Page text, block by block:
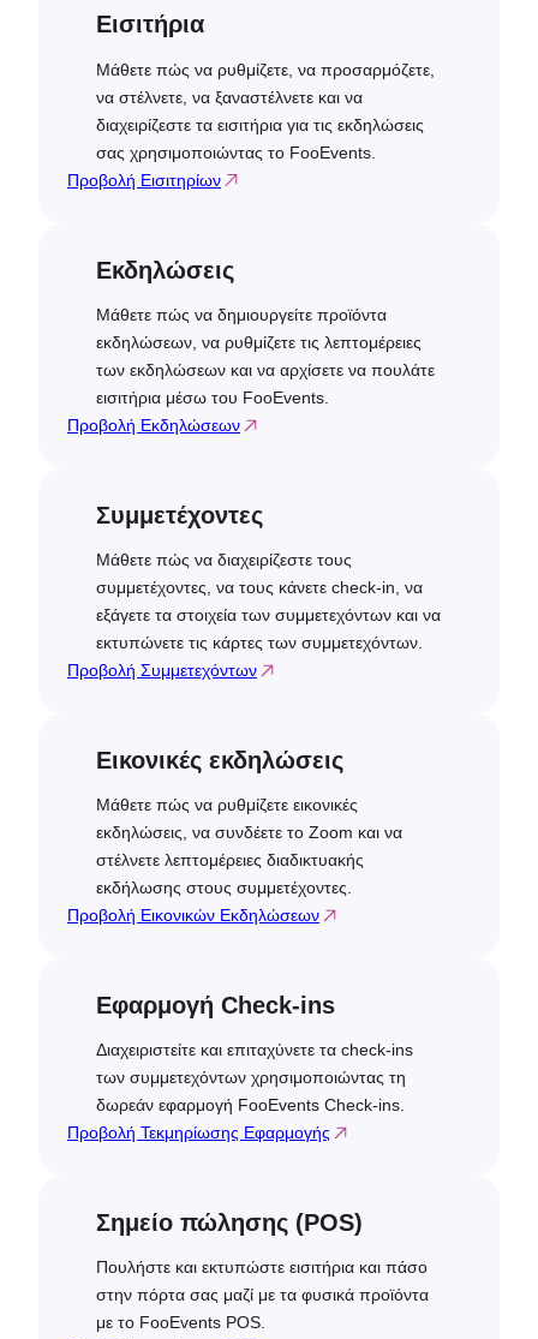
Εισιτήρια
Μάθετε πώς να ρυθμίζετε, να προσαρμόζετε,
να στέλνετε, να ξαναστέλνετε και να
διαχειρίζεστε τα εισιτήρια για τις εκδηλώσεις
σας χρησιμοποιώντας το FooEvents.
Προβολή Εισιτηρίων
Εκδηλώσεις
Μάθετε πώς να δημιουργείτε προϊόντα
εκδηλώσεων, να ρυθμίζετε τις λεπτομέρειες
των εκδηλώσεων και να αρχίσετε να πουλάτε
εισιτήρια μέσω του FooEvents.
Προβολή Εκδηλώσεων
Συμμετέχοντες
Μάθετε πώς να διαχειρίζεστε τους
συμμετέχοντες, να τους κάνετε check-in, να
εξάγετε τα στοιχεία των συμμετεχόντων και να
εκτυπώνετε τις κάρτες των συμμετεχόντων.
Προβολή Συμμετεχόντων
Εικονικές εκδηλώσεις
Μάθετε πώς να ρυθμίζετε εικονικές
εκδηλώσεις, να συνδέετε το Zoom και να
στέλνετε λεπτομέρειες διαδικτυακής
εκδήλωσης στους συμμετέχοντες.
Προβολή Εικονικών Εκδηλώσεων
Εφαρμογή Check-ins
Διαχειριστείτε και επιταχύνετε τα check-ins
των συμμετεχόντων χρησιμοποιώντας τη
δωρεάν εφαρμογή FooEvents Check-ins.
Προβολή Τεκμηρίωσης Εφαρμογής
Σημείο πώλησης (POS)
Πουλήστε και εκτυπώστε εισιτήρια και πάσο
στην πόρτα σας μαζί με τα φυσικά προϊόντα
με το FooEvents POS.